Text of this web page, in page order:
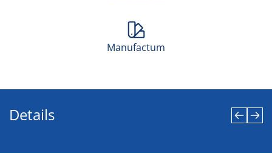
Manufactum
Details